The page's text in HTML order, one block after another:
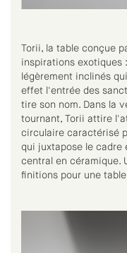
Torii, la table conçue
inspirations exotiques
légèrement inclinés
effet l'entrée des
tire son nom. Dans la
tournant, Torii attire
circulaire caractérisé
qui juxtapose le cadre
central en céramique.
finitions pour une